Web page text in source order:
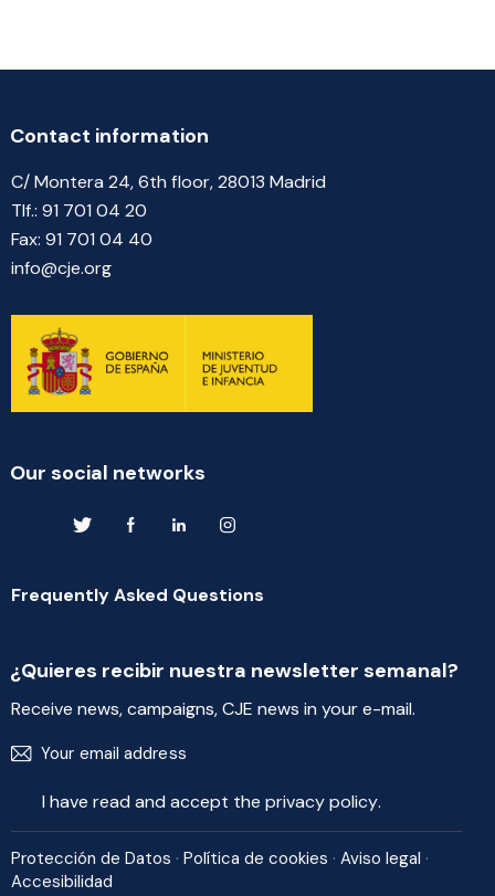
Contact information
C/ Montera 24, 6th floor, 28013 Madrid
Tlf.: 91 701 04 20
Fax: 91 701 04 40
info@cje.org
Our social networks
Frequently Asked Questions
¿Quieres recibir nuestra newsletter semanal?
Receive news, campaigns, CJE news in your e-mail.
I have read and accept the privacy policy.
Protección de Datos · Política de cookies · Aviso legal ·
Accesibilidad